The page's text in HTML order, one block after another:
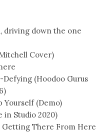
driving down the one
Cover)
(Hoodoo Gurus
Yourself (Demo)
in Studio 2020)
Getting There From Here